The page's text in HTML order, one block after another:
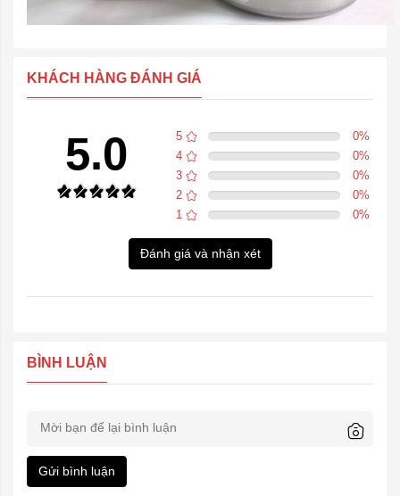
KHÁCH HÀNG ĐÁNH GIÁ
5.0 5 0%
4
0%
3
0%
2
0%
1
0%
Đánh giá và nhận xét
BÌNH LUẬN
Gửi bình luận